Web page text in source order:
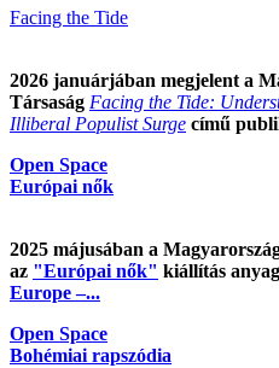
Facing the Tide
2026 januárjában megjelent a
Társaság Facing the Tide:
Illiberal Populist Surge című
Open Space
Európai nők
2025 májusában a
az "Európai nők" kiállítás
Europe –...
Open Space
Bohémiai rapszódia